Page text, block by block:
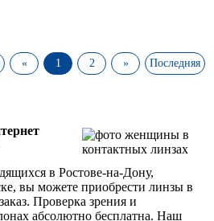
« 1 2 » Последняя
в Ростове-на-Дону,
вы можете приобрести линзы в
Проверка зрения и
абсолютно бесплатна. Наш